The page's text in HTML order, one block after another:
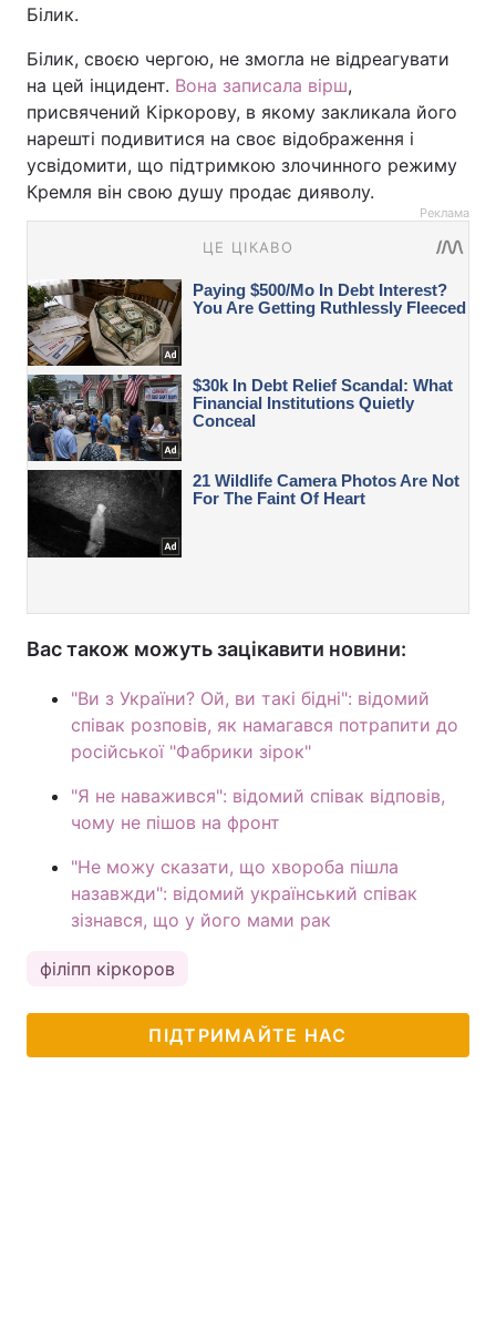
Білик.
Білик, своєю чергою, не змогла не відреагувати
на цей інцидент. Вона записала вірш,
присвячений Кіркорову, в якому закликала його
нарешті подивитися на своє відображення і
усвідомити, що підтримкою злочинного режиму
Кремля він свою душу продає дияволу.
Реклама
Вас також можуть зацікавити новини:
"Ви з України? Ой, ви такі бідні": відомий
співак розповів, як намагався потрапити до
російської "Фабрики зірок"
"Я не наважився": відомий співак відповів,
чому не пішов на фронт
"Не можу сказати, що хвороба пішла
назавжди": відомий український співак
зізнався, що у його мами рак
філіпп кіркоров
ПІДТРИМАЙТЕ НАС